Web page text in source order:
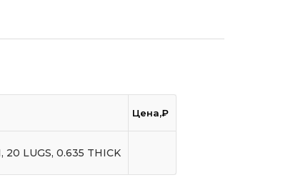
Цена,₽
20 LUGS, 0.635 THICK